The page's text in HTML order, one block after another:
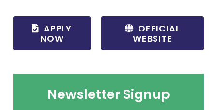
APPLY
NOW
OFFICIAL
WEBSITE
Newsletter Signup